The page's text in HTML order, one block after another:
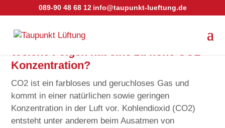
089-90 48 68 12 info@taupunkt-lueftung.de
Welche Folgen hat eine zu hohe CO2
Konzentration?
CO2 ist ein farbloses und geruchloses Gas und
kommt in einer natürlichen sowie geringen
Konzentration in der Luft vor. Kohlendioxid (CO2)
entsteht unter anderem beim Ausatmen von